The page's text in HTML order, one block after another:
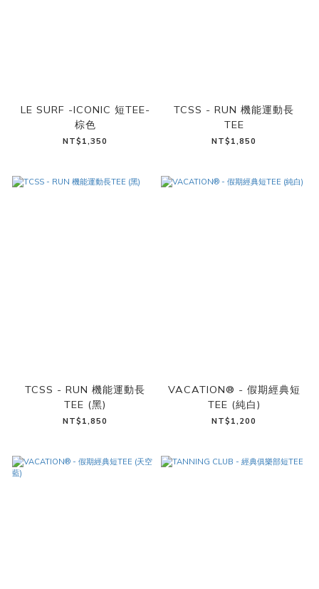
LE SURF -ICONIC 短TEE-
棕色
NT$1,350
TCSS - RUN 機能運動長
TEE
NT$1,850
TCSS - RUN 機能運動長
TEE (黑)
NT$1,850
VACATION® - 假期經典短
TEE (純白)
NT$1,200